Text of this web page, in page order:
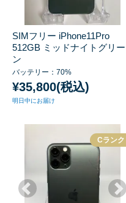
SIMフリー iPhone11Pro
512GB ミッドナイトグリー
ン
バッテリー：70%
¥35,800(税込)
明日中にお届け
Cランク